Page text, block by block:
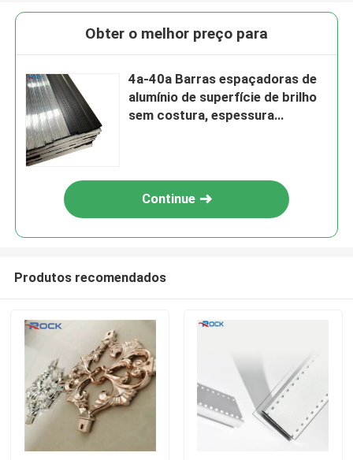
Obter o melhor preço para
4a-40a Barras espaçadoras de
alumínio de superfície de brilho
sem costura, espessura
Continue
Produtos recomendados